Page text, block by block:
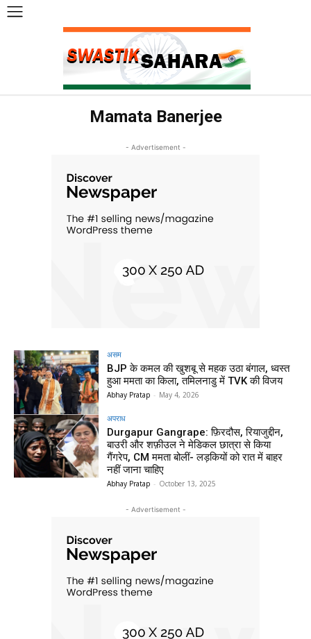
Mamata Banerjee
- Advertisement -
असम
BJP के कमल की खुशबू से महक उठा बंगाल, ध्वस्त
हुआ ममता का किला, तमिलनाडु में TVK की विजय
Abhay Pratap - May 4, 2026
अपराध
Durgapur Gangrape: फ़िरदौस, रियाजुद्दीन,
बाउरी और शफ़ीउल ने मेडिकल छात्रा से किया
गैंगरेप, CM ममता बोलीं- लड़कियों को रात में बाहर
नहीं जाना चाहिए
Abhay Pratap - October 13, 2025
- Advertisement -